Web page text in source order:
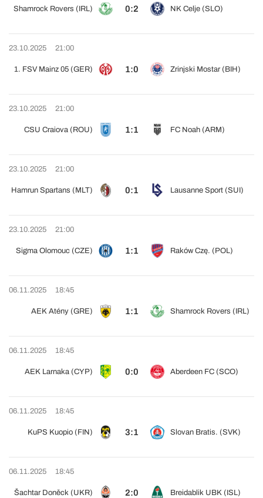
Shamrock Rovers (IRL) 0:2 NK Celje (SLO)
23.10.2025 21:00
1. FSV Mainz 05 (GER) 1:0 Zrinjski Mostar (BIH)
23.10.2025 21:00
CSU Craiova (ROU) 1:1 FC Noah (ARM)
23.10.2025 21:00
Hamrun Spartans (MLT) 0:1 Lausanne Sport (SUI)
23.10.2025 21:00
Sigma Olomouc (CZE) 1:1 Raków Czę. (POL)
06.11.2025 18:45
AEK Atény (GRE) 1:1 Shamrock Rovers (IRL)
06.11.2025 18:45
AEK Larnaka (CYP) 0:0 Aberdeen FC (SCO)
06.11.2025 18:45
KuPS Kuopio (FIN) 3:1 Slovan Bratis. (SVK)
06.11.2025 18:45
Šachtar Doněck (UKR) 2:0 Breidablik UBK (ISL)